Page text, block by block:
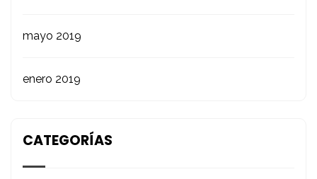
mayo 2019
enero 2019
CATEGORÍAS